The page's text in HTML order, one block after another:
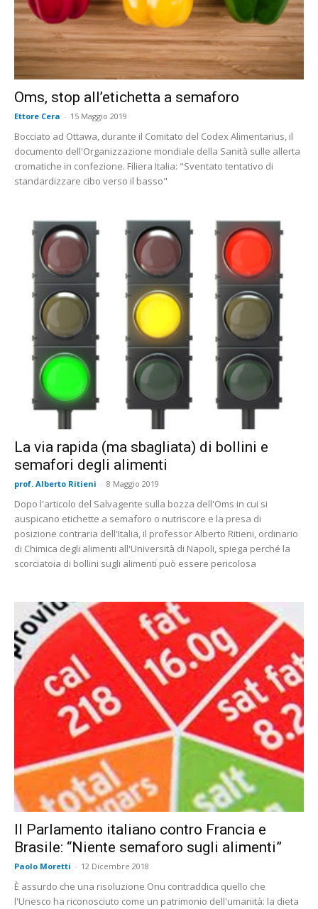
Oms, stop all’etichetta a semaforo
Ettore Cera - 15 Maggio 2019
Bocciato ad Ottawa, durante il Comitato del Codex Alimentarius, il
documento dell'Organizzazione mondiale della Sanità sulle allerta
cromatiche in confezione. Filiera Italia: "Sventato tentativo di
standardizzare cibo verso il basso"
La via rapida (ma sbagliata) di bollini e
semafori degli alimenti
prof. Alberto Ritieni - 8 Maggio 2019
Dopo l'articolo del Salvagente sulla bozza dell'Oms in cui si
auspicano etichette a semaforo o nutriscore e la presa di
posizione contraria dell'Italia, il professor Alberto Ritieni, ordinario
di Chimica degli alimenti all'Università di Napoli, spiega perché la
scorciatoia di bollini sugli alimenti può essere pericolosa
Il Parlamento italiano contro Francia e
Brasile: “Niente semaforo sugli alimenti”
Paolo Moretti - 12 Dicembre 2018
È assurdo che una risoluzione Onu contraddica quello che
l'Unesco ha riconosciuto come un patrimonio dell'umanità: la dieta